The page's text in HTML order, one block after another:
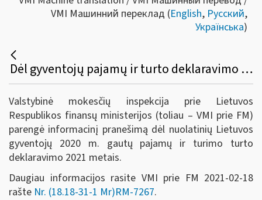
VMI Машинний переклад (English, Русский,
Українська)
Dėl gyventojų pajamų ir turto deklaravimo 2021 metais
Valstybinė mokesčių inspekcija prie Lietuvos
Respublikos finansų ministerijos (toliau – VMI prie FM)
parengė informacinį pranešimą dėl nuolatinių Lietuvos
gyventojų 2020 m. gautų pajamų ir turimo turto
deklaravimo 2021 metais.
Daugiau informacijos rasite VMI prie FM 2021-02-18
rašte Nr. (18.18-31-1 Mr)RM-7267.